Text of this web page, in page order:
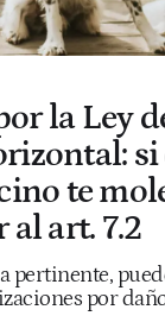
la Ley
si
te
al art. 7.2
pertinente,
por